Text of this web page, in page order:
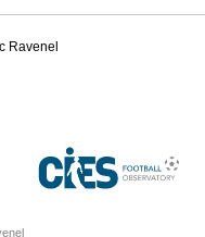
D
Diego
tchèque A
Ravenel